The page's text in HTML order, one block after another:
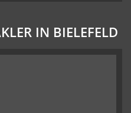
IN BIELEFELD